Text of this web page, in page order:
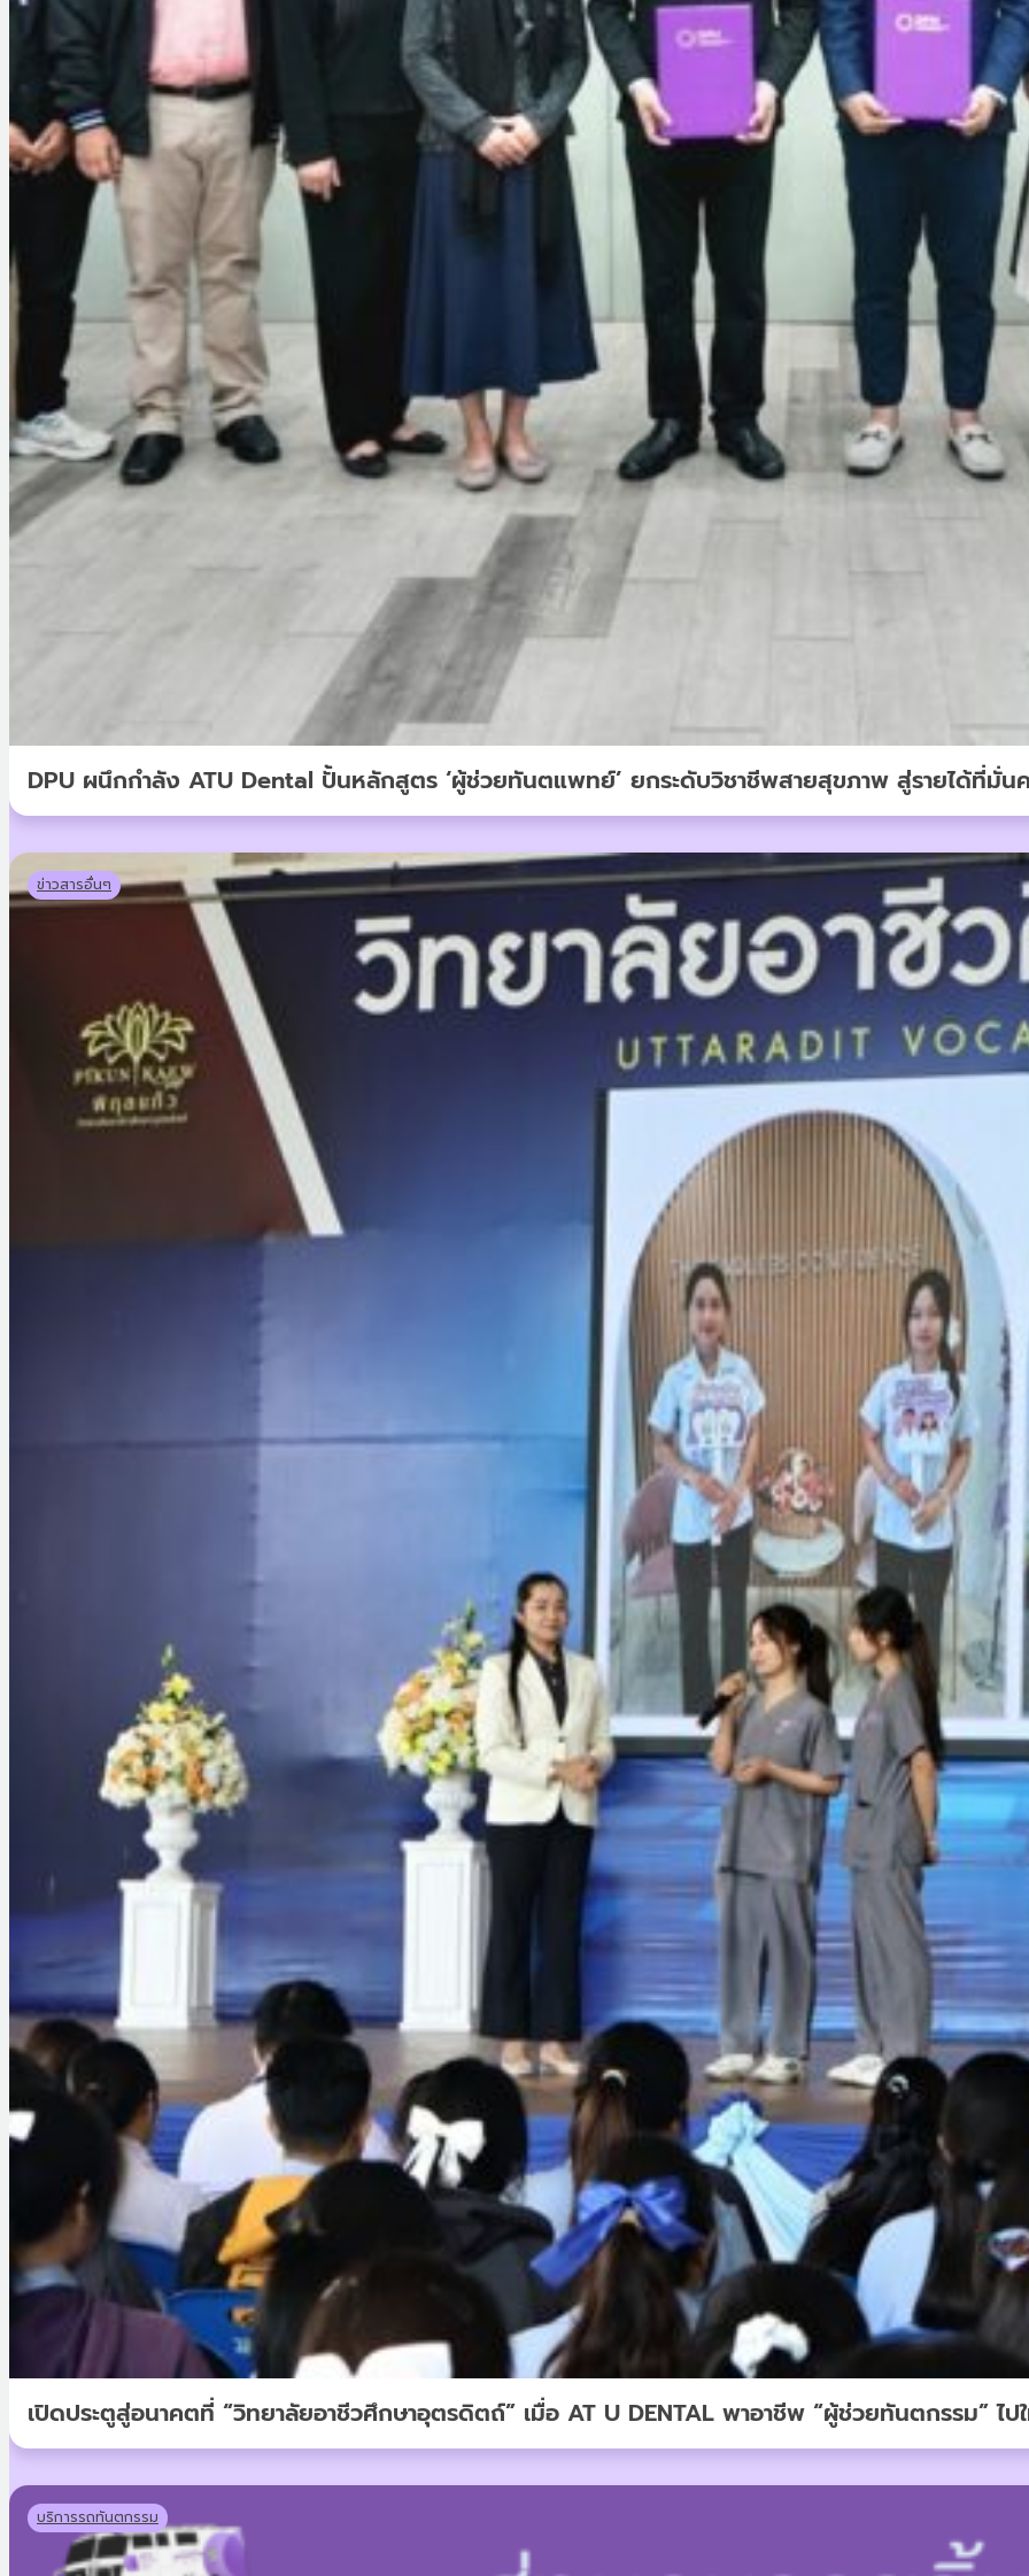
DPU ผนึกกำลัง ATU Dental ปั้นหลักสูตร ‘ผู้ช่วยทันตแพทย์’ ยกระดับวิชาชีพสายสุขภาพ สู่รายได้ที่มั่น
ข่าวสารอื่นๆ
เปิดประตูสู่อนาคตที่ “วิทยาลัยอาชีวศึกษาอุตรดิตถ์” เมื่อ AT U DENTAL พาอาชีพ “ผู้ช่วยทันตกรรม” ไ
บริการรถทันตกรรม